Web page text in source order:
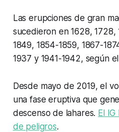
Las erupciones de gran
sucedieron en 1628,
1849, 1854-1859, 1867-
1937 y 1941-1942, según
Desde mayo de 2019, el
una fase eruptiva que
descenso de lahares. El
de peligros.